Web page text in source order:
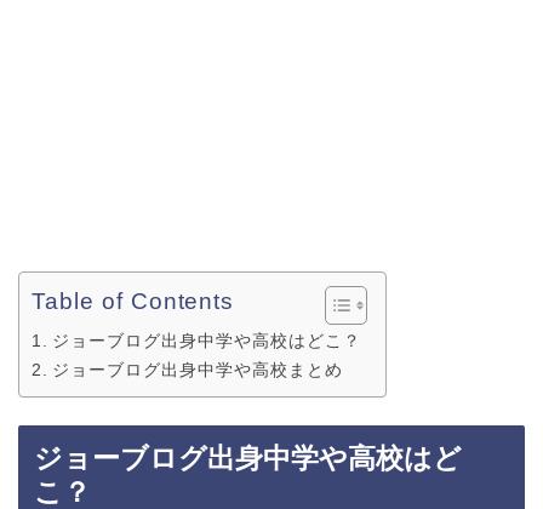
Table of Contents
ジョーブログ出身中学や高校はどこ？
ジョーブログ出身中学や高校まとめ
ジョーブログ出身中学や高校はど
こ？